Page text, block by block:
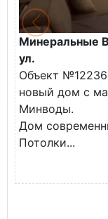
Минеральные
ул.
Объект
новый дом с
Минводы.
Дом
Потолки...